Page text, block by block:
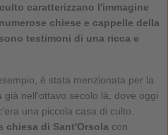
caratterizzano l'immagine
chiese e cappelle della
sono testimoni di una ricca e
è stata menzionata per la
già nell'ottavo secolo là, dove oggi
una piccola casa di culto.
chiesa di Sant'Orsola con